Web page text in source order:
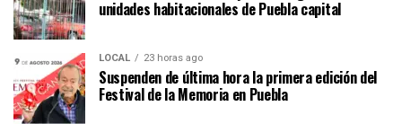
unidades habitacionales de Puebla capital
LOCAL 23 horas ago
Suspenden de última hora la primera edición del
Festival de la Memoria en Puebla